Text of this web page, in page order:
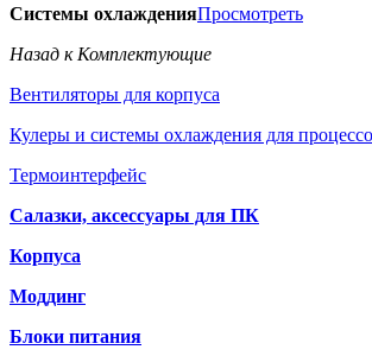
Системы охлажденияПросмотреть
Назад к Комплектующие
Вентиляторы для корпуса
Кулеры и системы охлаждения для
Термоинтерфейс
Салазки, аксессуары для ПК
Корпуса
Моддинг
Блоки питания